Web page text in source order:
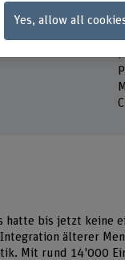
hatte bis jetzt
älterer
Mit rund 14'000
Yes, allow all